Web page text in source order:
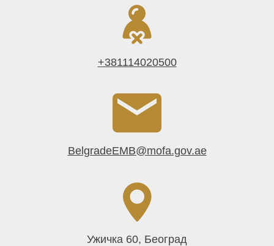
+381114020500
BelgradeEMB@mofa.gov.ae
Ужичка 60, Београд